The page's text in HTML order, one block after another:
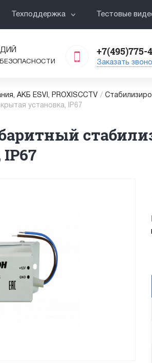
Техподдержка Тестовые
+7(495)775-
Заказать
АКБ ESVI, PROXISCCTV /
установка, IP67